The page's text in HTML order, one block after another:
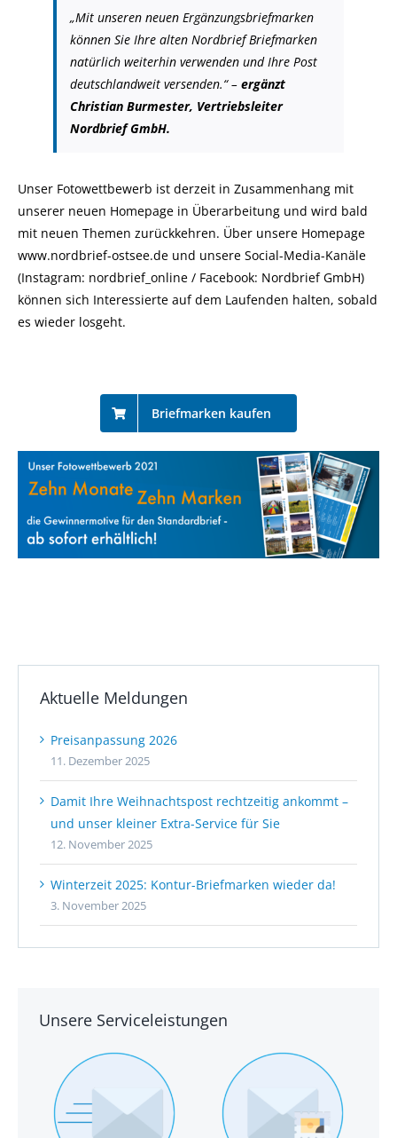
„Mit unseren neuen Ergänzungsbriefmarken
können Sie Ihre alten Nordbrief Briefmarken
natürlich weiterhin verwenden und Ihre Post
deutschlandweit versenden.“– ergänzt
Christian Burmester, Vertriebsleiter
Nordbrief GmbH.
Unser Fotowettbewerb ist derzeit in Zusammenhang mit
unserer neuen Homepage in Überarbeitung und wird bald
mit neuen Themen zurückkehren. Über unsere Homepage
www.nordbrief-ostsee.deund unsere Social-Media-Kanäle
(Instagram: nordbrief_online / Facebook: Nordbrief GmbH)
können sich Interessierte auf dem Laufenden halten, sobald
es wieder losgeht.
Briefmarken kaufen
Aktuelle Meldungen
Preisanpassung 2026
11. Dezember 2025
Damit Ihre Weihnachtspost rechtzeitig ankommt –
und unser kleiner Extra-Service für Sie
12. November 2025
Winterzeit 2025: Kontur-Briefmarken wieder da!
3. November 2025
Unsere Serviceleistungen